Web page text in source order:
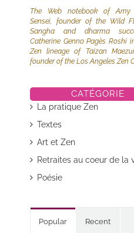
The Web notebook of Amy
Sensei, founder of the Wild
Sangha and dharma
Catherine Genno Pagès Roshi
Zen lineage of Taizan
founder of the Los Angeles Zen
CATÉGORIE
La pratique Zen
Textes
Art et Zen
Retraites au coeur de la
Poésie
Popular Recent